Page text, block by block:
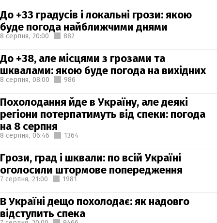
До +33 градусів і локальні грози: якою
буде погода найближчими днями
8 серпня, 20:00 882
До +38, але місцями з грозами та
шквалами: якою буде погода на вихідних
8 серпня, 08:00 986
Похолодання йде в Україну, але деякі
регіони потерпатимуть від спеки: погода
на 8 серпня
8 серпня, 06:46 1364
Грози, град і шквали: по всій Україні
оголосили штормове попередження
7 серпня, 21:00 1981
В Україні дещо похолодає: як надовго
відступить спека